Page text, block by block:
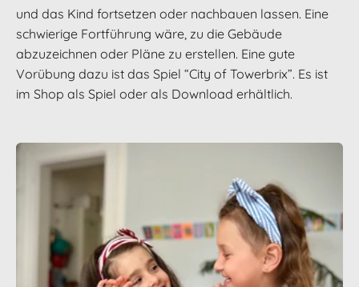
und das Kind fortsetzen oder nachbauen lassen. Eine
schwierige Fortführung wäre, zu die Gebäude
abzuzeichnen oder Pläne zu erstellen. Eine gute
Vorübung dazu ist das Spiel “City of Towerbrix”. Es ist
im Shop als Spiel oder als Download erhältlich.